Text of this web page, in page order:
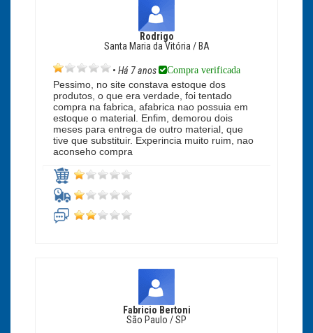
Rodrigo
Santa Maria da Vitória / BA
• Há 7 anos Compra verificada
Pessimo, no site constava estoque dos
produtos, o que era verdade, foi tentado
compra na fabrica, afabrica nao possuia em
estoque o material. Enfim, demorou dois
meses para entrega de outro material, que
tive que substituir. Experincia muito ruim, nao
aconseho compra
Fabricio Bertoni
São Paulo / SP